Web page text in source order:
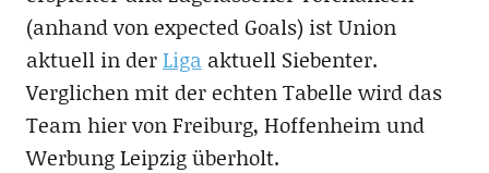
(anhand von expected Goals) ist Union
aktuell in derLigaaktuell Siebenter.
Verglichen mit der echten Tabelle wird das
Team hier von Freiburg, Hoffenheim und
Werbung Leipzig überholt.